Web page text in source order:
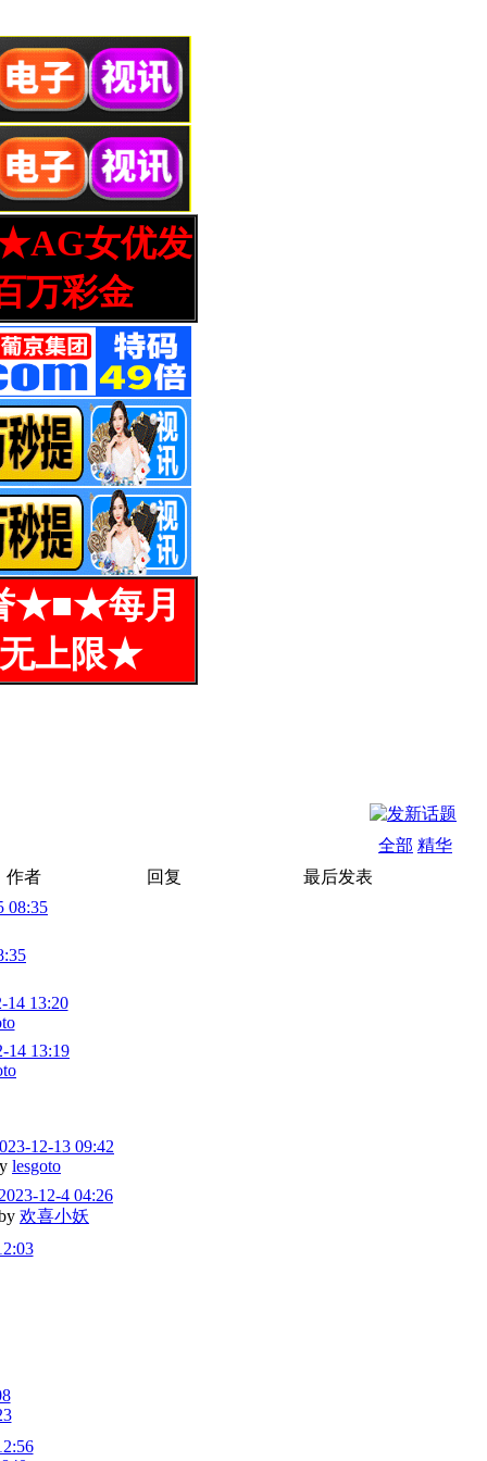
女优发
万彩金
★■★每月
上限★
全部 精华
作者
回复
最后发表
08:35
14 13:20
14 13:19
12-13 09:42
lesgoto
12-4 04:26
欢喜小妖